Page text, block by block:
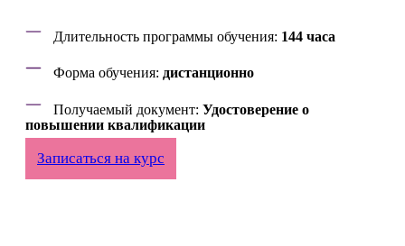
Длительность программы обучения: 144 часа
Форма обучения: дистанционно
Получаемый документ: Удостоверение о
повышении квалификации
Записаться на курс